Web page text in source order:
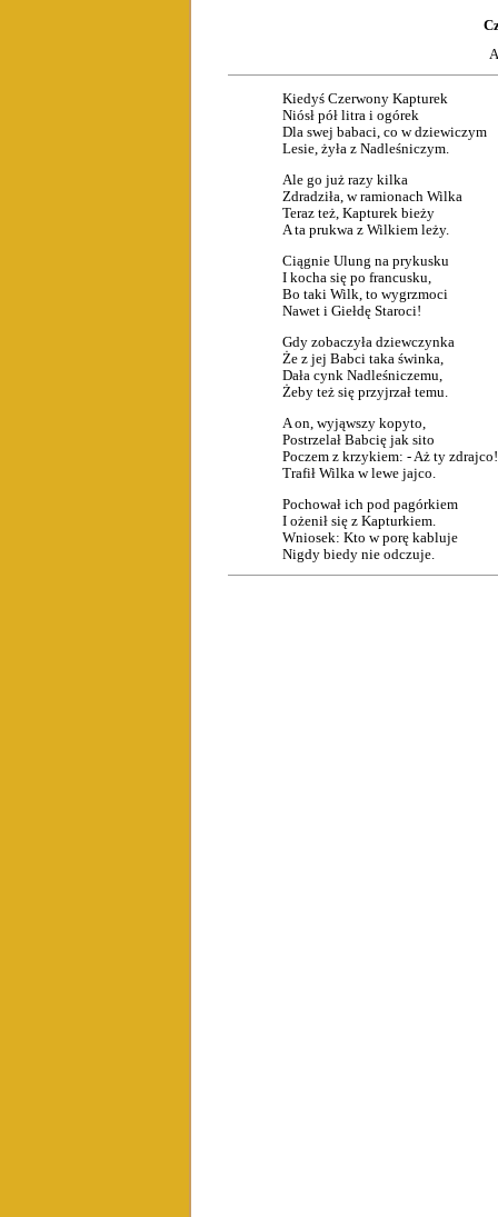
Kiedyś Czerwony Kapturek
Niósł pół litra i ogórek
Dla swej babaci, co w dziewiczym
Lesie, żyła z Nadleśniczym.
Ale go już razy kilka
Zdradziła, w ramionach Wilka
Teraz też, Kapturek bieży
A ta prukwa z Wilkiem leży.
Ciągnie Ulung na prykusku
I kocha się po francusku,
Bo taki Wilk, to wygrzmoci
Nawet i Giełdę Staroci!
Gdy zobaczyła dziewczynka
Że z jej Babci taka świnka,
Dała cynk Nadleśniczemu,
Żeby też się przyjrzał temu.
A on, wyjąwszy kopyto,
Postrzelał Babcię jak sito
Poczem z krzykiem: - Aż ty zdrajco!
Trafił Wilka w lewe jajco.
Pochował ich pod pagórkiem
I ożenił się z Kapturkiem.
Wniosek: Kto w porę kabluje
Nigdy biedy nie odczuje.